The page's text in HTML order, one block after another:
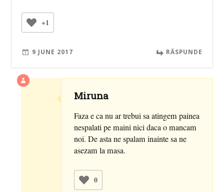
+1
9 JUNE 2017 RĂSPUNDE
Miruna
Faza e ca nu ar trebui sa atingem painea
nespalati pe maini nici daca o mancam
noi. De asta ne spalam inainte sa ne
asezam la masa.
0